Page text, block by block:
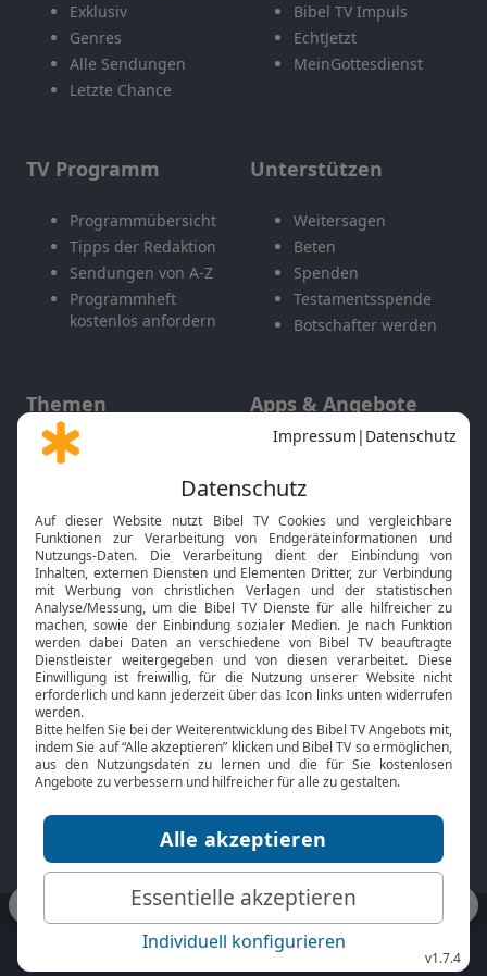
Exklusiv
Genres
Alle Sendungen
Letzte Chance
Bibel TV Impuls
EchtJetzt
MeinGottesdienst
TV Programm
Programmübersicht
Tipps der Redaktion
Sendungen von A-Z
Programmheft
kostenlos anfordern
Unterstützen
Weitersagen
Beten
Spenden
Testamentsspende
Botschafter werden
Themen
Gott und Bibel erklärt
Neuigkeiten
Apps & Angebote
Mobile App
Smart TV
HbbTV
Bibelthek Online-Bibel
Nächster Gottesdienst
Bibel TV
Über uns
Jobs
Mediadaten
Service
Kontakt
TV-Empfang
bibeltv.de: Impressum
Datenschutz
Nutzungsbedingungen
Fakten Bibel TV App